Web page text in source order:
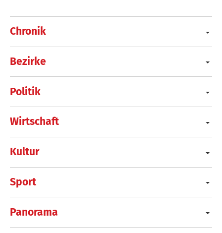
Chronik
Bezirke
Politik
Wirtschaft
Kultur
Sport
Panorama